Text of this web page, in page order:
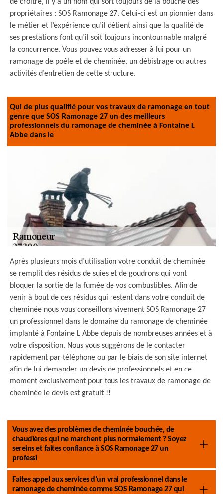
de croitre, il y a un nom qui sort toujours de la bouche des
propriétaires : SOS Ramonage 27. Celui-ci est un pionnier dans
le métier et l’expérience qu’il détient ainsi que la qualité de
ses prestations font qu’il soit toujours incontournable malgré
la concurrence. Vous pouvez vous adresser à lui pour un
ramonage de poêle et de cheminée, un débistrage ou autres
activités d’entretien de cette structure.
Qui de plus qualifié pour vos travaux de ramonage en tout
genre que SOS Ramonage 27 un des meilleurs
professionnels du ramonage de cheminée à Fontaine L
Abbe dans le
Après plusieurs mois d’utilisation votre conduit de cheminée
se remplit des résidus de suies et de goudrons qui vont
bloquer la sortie de la fumée de vos combustibles. Afin de
venir à bout de ces résidus qui restent dans votre conduit de
cheminée nous vous conseillons vivement SOS Ramonage 27
un professionnel dans le domaine du ramonage de cheminée
implanté à Fontaine L Abbe depuis de nombreuses années et à
votre disposition. Nous vous suggérons de le contacter
rapidement par téléphone ou par le biais de son site internet
afin de lui demander un devis de professionnels et en ce
moment exclusivement pour tous les travaux de ramonage de
cheminée le devis est gratuit !!
Vous avez des problèmes de cheminée bouchée, de
chaudières qui ne marchent plus normalement ? Soyez
sereins et faites confiance à SOS Ramonage 27 un
professi
Faites appel aux services d’un vrai professionnel dans le
ramonage de cheminée comme SOS Ramonage 27 qui